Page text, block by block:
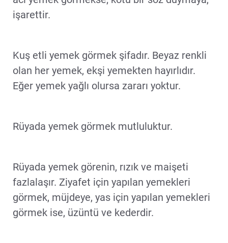
işarettir.
Kuş etli yemek görmek şifadır. Beyaz renkli
olan her yemek, ekşi yemekten hayırlıdır.
Eğer yemek yağlı olursa zararı yoktur.
Rüyada yemek görmek mutluluktur.
Rüyada yemek görenin, rızık ve maişeti
fazlalaşır. Ziyafet için yapılan yemekleri
görmek, müjdeye, yas için yapılan yemekleri
görmek ise, üzüntü ve kederdir.